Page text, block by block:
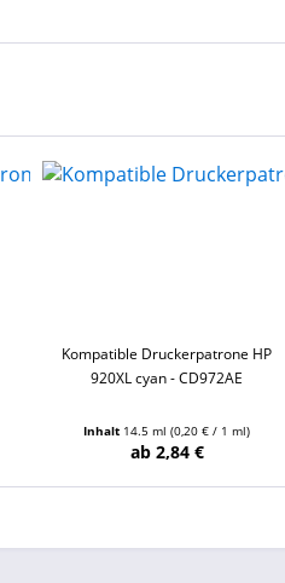
Kompatible Druckerpatrone HP
920XL cyan - CD972AE
Inhalt 14.5 ml(0,20 € / 1 ml)
ab 2,84 €